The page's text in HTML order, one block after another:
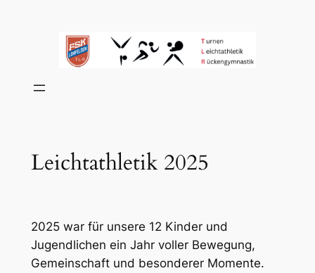
Leichtathletik 2025
2025 war für unsere 12 Kinder und
Jugendlichen ein Jahr voller Bewegung,
Gemeinschaft und besonderer Momente.